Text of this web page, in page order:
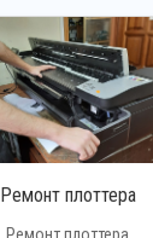
Ремонт плоттера
Ремонт плоттера